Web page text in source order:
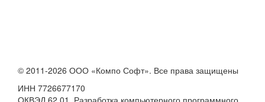
© 2011-2026 ООО «Компо Софт». Все права защищены
ИНН 7726677170
ОКВЭД 62.01. Разработка компьютерного программного